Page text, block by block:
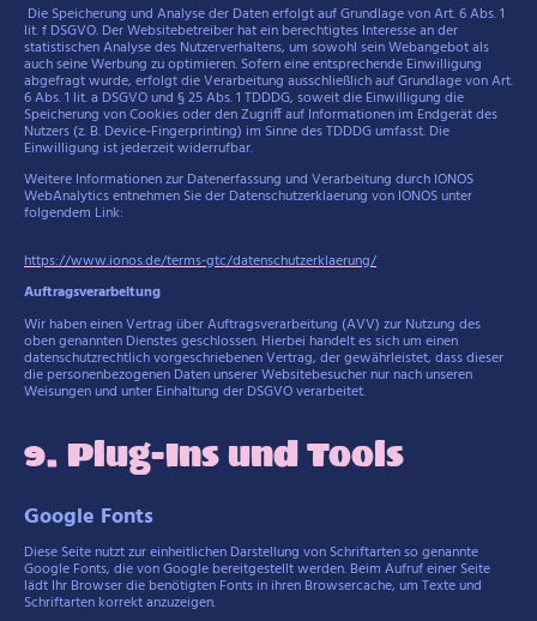
Die Speicherung und Analyse der Daten erfolgt auf Grundlage von Art. 6 Abs. 1
lit. f DSGVO. Der Websitebetreiber hat ein berechtigtes Interesse an der
statistischen Analyse des Nutzerverhaltens, um sowohl sein Webangebot als
auch seine Werbung zu optimieren. Sofern eine entsprechende Einwilligung
abgefragt wurde, erfolgt die Verarbeitung ausschließlich auf Grundlage von Art.
6 Abs. 1 lit. a DSGVO und § 25 Abs. 1 TDDDG, soweit die Einwilligung die
Speicherung von Cookies oder den Zugriff auf Informationen im Endgerät des
Nutzers (z. B. Device-Fingerprinting) im Sinne des TDDDG umfasst. Die
Einwilligung ist jederzeit widerrufbar.
Weitere Informationen zur Datenerfassung und Verarbeitung durch IONOS
WebAnalytics entnehmen Sie der Datenschutzerklaerung von IONOS unter
folgendem Link:
https://www.ionos.de/terms-gtc/datenschutzerklaerung/
Auftragsverarbeitung
Wir haben einen Vertrag über Auftragsverarbeitung (AVV) zur Nutzung des
oben genannten Dienstes geschlossen. Hierbei handelt es sich um einen
datenschutzrechtlich vorgeschriebenen Vertrag, der gewährleistet, dass dieser
die personenbezogenen Daten unserer Websitebesucher nur nach unseren
Weisungen und unter Einhaltung der DSGVO verarbeitet.
9. Plug-Ins und Tools
Google Fonts
Diese Seite nutzt zur einheitlichen Darstellung von Schriftarten so genannte
Google Fonts, die von Google bereitgestellt werden. Beim Aufruf einer Seite
lädt Ihr Browser die benötigten Fonts in ihren Browsercache, um Texte und
Schriftarten korrekt anzuzeigen.